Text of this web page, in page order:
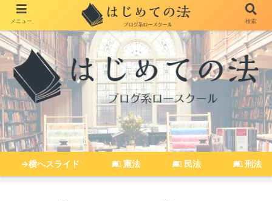
→横へスライド 憲法 民法 刑法
メニュー 検索